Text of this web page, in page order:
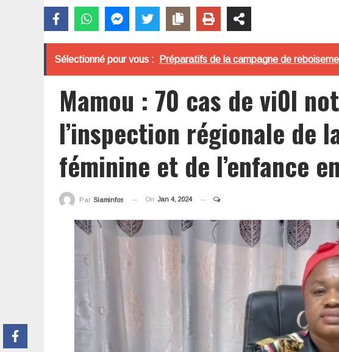
Sélectionné pour vous : Préparatifs de la campagne de
Mamou : 70 cas de vi0l
l’inspection régionale de
féminine et de l’enfance
Par Siaminfos On Jan 4, 2024